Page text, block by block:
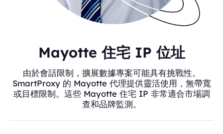
Mayotte 住宅 IP 位址
由於會話限制，擴展數據專案可能具有挑戰性。
SmartProxy 的 Mayotte 代理提供靈活使用，無帶寬
或目標限制。這些 Mayotte 住宅 IP 非常適合市場調
查和品牌監測。